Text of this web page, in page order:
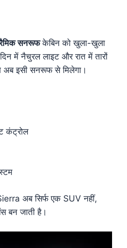
सनरूफकेबिन को खुला-खुला
में नैचुरल लाइट और रात में तारों
अब इसी सनरूफ से मिलेगा।
कंट्रोल
अब सिर्फ एक SUV नहीं,
बन जाती है।